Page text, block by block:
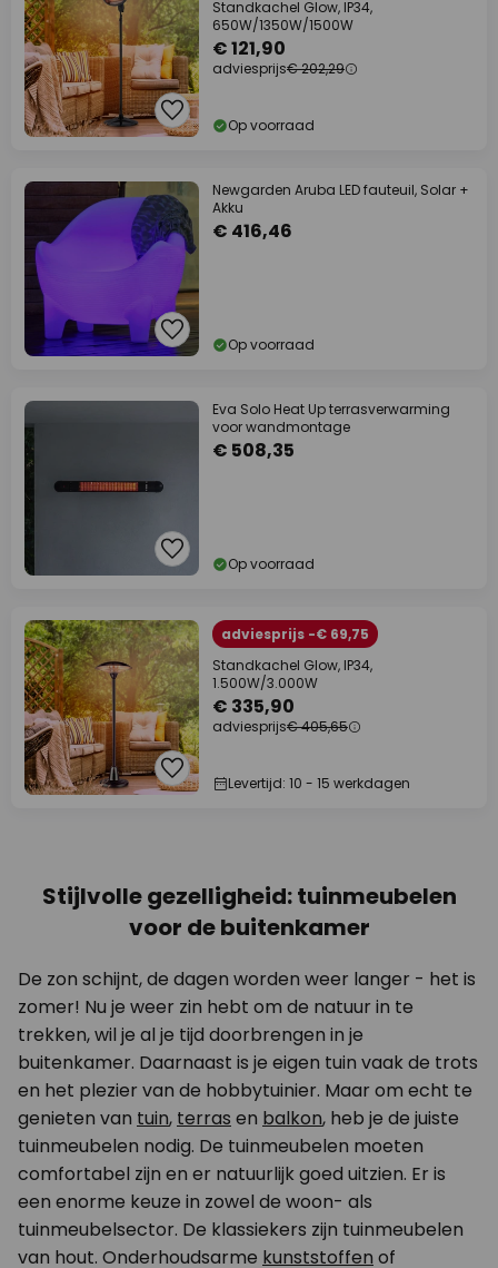
Standkachel Glow, IP34,
650W/1350W/1500W
€ 121,90
adviesprijs€ 202,29
Op voorraad
Newgarden Aruba LED fauteuil, Solar +
Akku
€ 416,46
Op voorraad
Eva Solo Heat Up terrasverwarming
voor wandmontage
€ 508,35
Op voorraad
adviesprijs -€ 69,75
Standkachel Glow, IP34,
1.500W/3.000W
€ 335,90
adviesprijs€ 405,65
Levertijd: 10 - 15 werkdagen
Stijlvolle gezelligheid: tuinmeubelen
voor de buitenkamer
De zon schijnt, de dagen worden weer langer - het is
zomer! Nu je weer zin hebt om de natuur in te
trekken, wil je al je tijd doorbrengen in je
buitenkamer. Daarnaast is je eigen tuin vaak de trots
en het plezier van de hobbytuinier. Maar om echt te
genieten van tuin, terras en balkon, heb je de juiste
tuinmeubelen nodig. De tuinmeubelen moeten
comfortabel zijn en er natuurlijk goed uitzien. Er is
een enorme keuze in zowel de woon- als
tuinmeubelsector. De klassiekers zijn tuinmeubelen
van hout. Onderhoudsarme kunststoffen of